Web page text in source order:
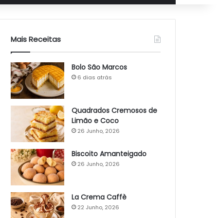
Mais Receitas
Bolo São Marcos
6 dias atrás
Quadrados Cremosos de
Limão e Coco
26 Junho, 2026
Biscoito Amanteigado
26 Junho, 2026
La Crema Caffè
22 Junho, 2026